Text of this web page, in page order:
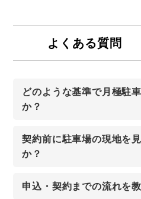
よくある質問
どのような基準で月極駐
か？
契約前に駐車場の現地を
か？
申込・契約までの流れを